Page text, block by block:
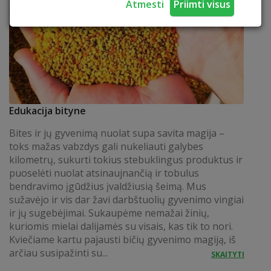
Atmesti Priimti visus
Edukacija bityne
Bites ir jų gyvenimą nuolat supa savita magija –
toks mažas vabzdys gali nukeliauti galybes
kilometrų, sukurti tokius stebuklingus produktus ir
puoselėti nuolat atsinaujnančią ir tobulus
bendravimo įgūdžius įvaldžiusią šeimą. Mus
sužavėjo ir vis dar žavi darbštuolių gyvenimo vingiai
ir jų sugebėjimai. Sukaupėme nemažai žinių,
kuriomis mielai dalijamės su visais, kas tik to nori.
Kviečiame kartu pajausti bičių gyvenimo magiją, iš
arčiau susipažinti su...
SKAITYTI